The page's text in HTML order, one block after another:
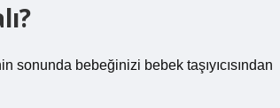
sonunda bebeğinizi bebek taşıyıcısından